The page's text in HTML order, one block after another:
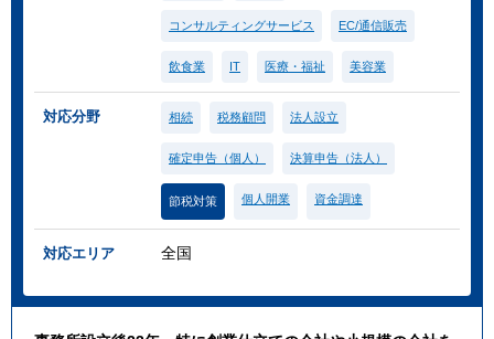
コンサルティングサービス EC/通信販売
飲食業 IT 医療・福祉 美容業
対応分野 相続 税務顧問 法人設立
確定申告（個人） 決算申告（法人）
節税対策 個人開業 資金調達
対応エリア 全国